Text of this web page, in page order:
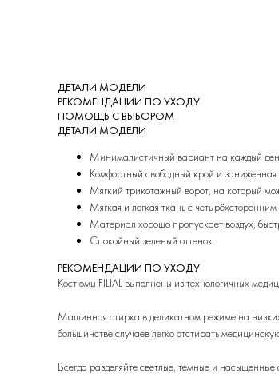
ДЕТАЛИ МОДЕЛИ
РЕКОМЕНДАЦИИ ПО УХОДУ
ПОМОЩЬ С ВЫБОРОМ
ДЕТАЛИ МОДЕЛИ
Минималистичный вариант на каждый
Комфортный свободный крой и заниженная
Мягкий трикотажный ворот, на который
Мягкая и легкая ткань с
Материал хорошо пропускает воздух,
Спокойный зеленый оттенок
РЕКОМЕНДАЦИИ ПО УХОДУ
Костюмы FILIAL выполнены из технологичных
Машинная стирка в деликатном режиме на
большинстве случаев легко отстирать
Всегда разделяйте светлые, темные и